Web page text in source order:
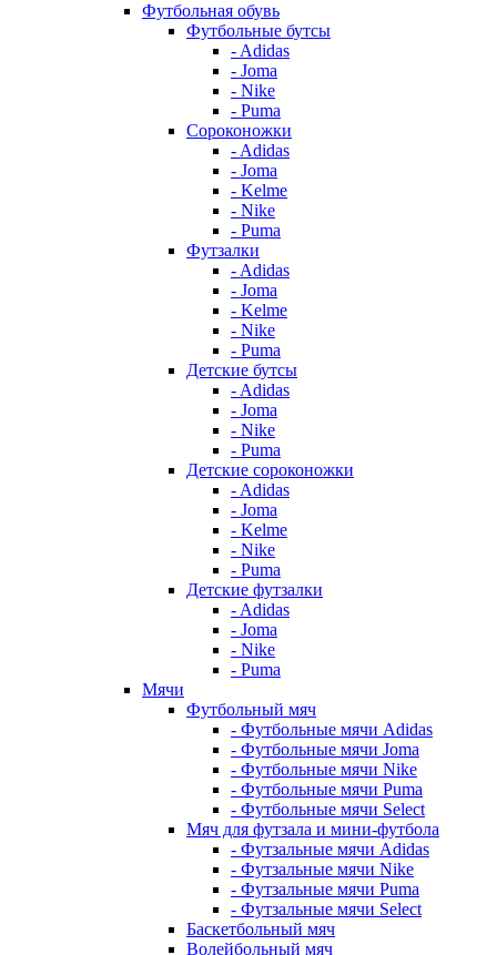
Футбольная обувь
Футбольные бутсы
- Adidas
- Joma
- Nike
- Puma
Сороконожки
- Adidas
- Joma
- Kelme
- Nike
- Puma
Футзалки
- Adidas
- Joma
- Kelme
- Nike
- Puma
Детские бутсы
- Adidas
- Joma
- Nike
- Puma
Детские сороконожки
- Adidas
- Joma
- Kelme
- Nike
- Puma
Детские футзалки
- Adidas
- Joma
- Nike
- Puma
Мячи
Футбольный мяч
- Футбольные мячи Adidas
- Футбольные мячи Joma
- Футбольные мячи Nike
- Футбольные мячи Puma
- Футбольные мячи Select
Мяч для футзала и мини-футбола
- Футзальные мячи Adidas
- Футзальные мячи Nike
- Футзальные мячи Puma
- Футзальные мячи Select
Баскетбольный мяч
Волейбольный мяч